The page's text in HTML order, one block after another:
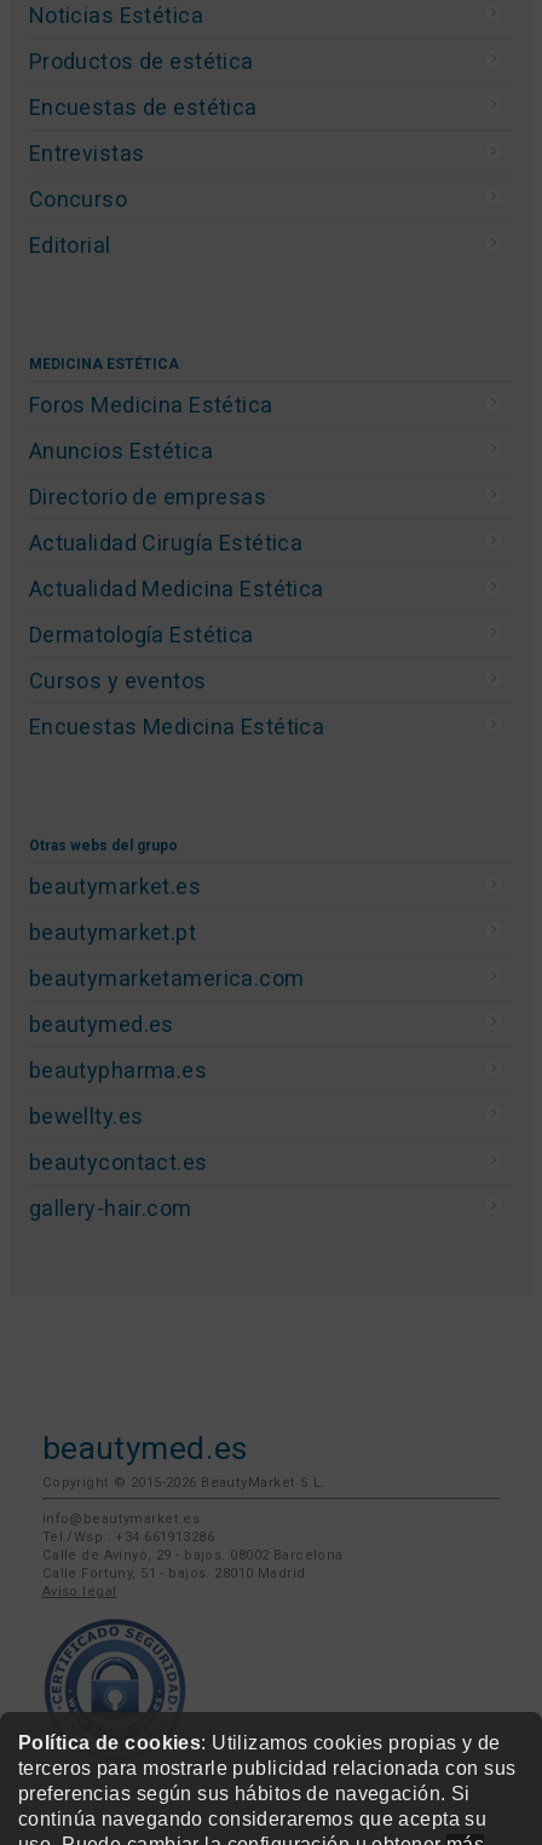
Política de cookies: Utilizamos cookies propias y de
terceros para mostrarle publicidad relacionada con sus
preferencias según sus hábitos de navegación. Si
continúa navegando consideraremos que acepta su
Noticias Estética
Productos de estética
Encuestas de estética
Entrevistas
Concurso
Editorial
MEDICINA ESTÉTICA
Foros Medicina Estética
Anuncios Estética
Directorio de empresas
Actualidad Cirugía Estética
Actualidad Medicina Estética
Dermatología Estética
Cursos y eventos
Encuestas Medicina Estética
Otras webs del grupo
beautymarket.es
beautymarket.pt
beautymarketamerica.com
beautymed.es
beautypharma.es
bewellty.es
beautycontact.es
gallery-hair.com
beautymed.es
Copyright © 2015-2026 BeautyMarket S.L.
info@beautymarket.es
Tel./Wsp.: +34 661913286
Calle de Avinyó, 29 - bajos. 08002 Barcelona
Calle Fortuny, 51 - bajos. 28010 Madrid
Aviso legal